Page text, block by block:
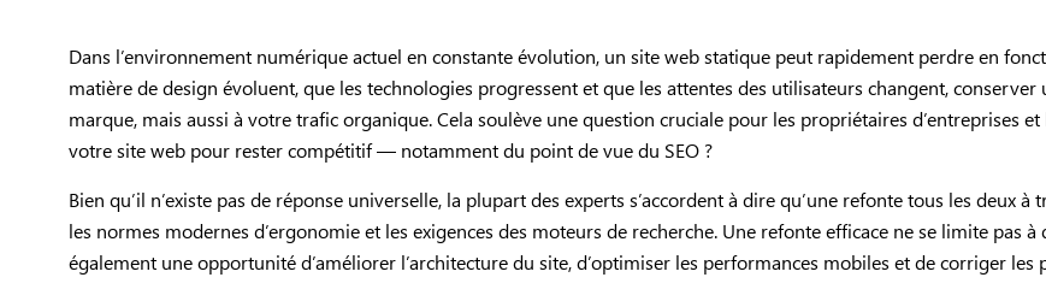
Dans l’environnement numérique actuel en constante évolution, un site web statique peut rapidement perdre en
matière de design évoluent, que les technologies progressent et que les attentes des utilisateurs changent,
marque, mais aussi à votre trafic organique. Cela soulève une question cruciale pour les propriétaires d’entreprises
votre site web pour rester compétitif — notamment du point de vue du SEO ?
Bien qu’il n’existe pas de réponse universelle, la plupart des experts s’accordent à dire qu’une refonte tous les deux
les normes modernes d’ergonomie et les exigences des moteurs de recherche. Une refonte efficace ne se limite
également une opportunité d’améliorer l’architecture du site, d’optimiser les performances mobiles et de corriger les